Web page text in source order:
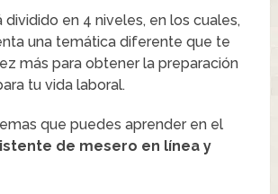
dividido en 4 niveles, en los cuales,
una temática diferente que te
más para obtener la preparación
tu vida laboral.
que puedes aprender en el
de mesero en línea y